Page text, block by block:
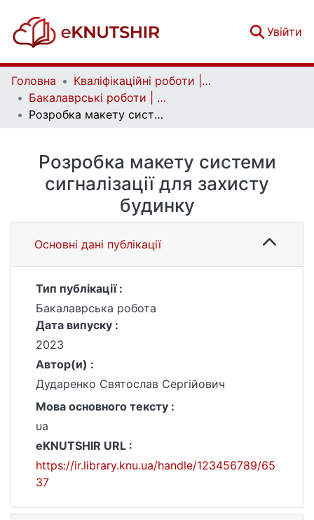
Увійти
Головна
Кваліфікаційні роботи | Qualifying works
Бакалаврські роботи | Bachelor theses
Розробка макету системи сигналізації для захисту будинку
Розробка макету системи
сигналізації для захисту
будинку
Основні дані публікації
Тип публікації :
Бакалаврська робота
Дата випуску :
2023
Автор(и) :
Дударенко Святослав Сергійович
Мова основного тексту :
ua
eKNUTSHIR URL :
https://ir.library.knu.ua/handle/123456789/65
37